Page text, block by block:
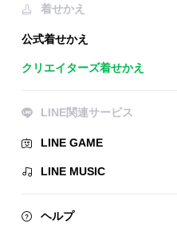
着せかえ
公式着せかえ
クリエイターズ着せかえ
LINE関連サービス
LINE GAME
LINE MUSIC
ヘルプ